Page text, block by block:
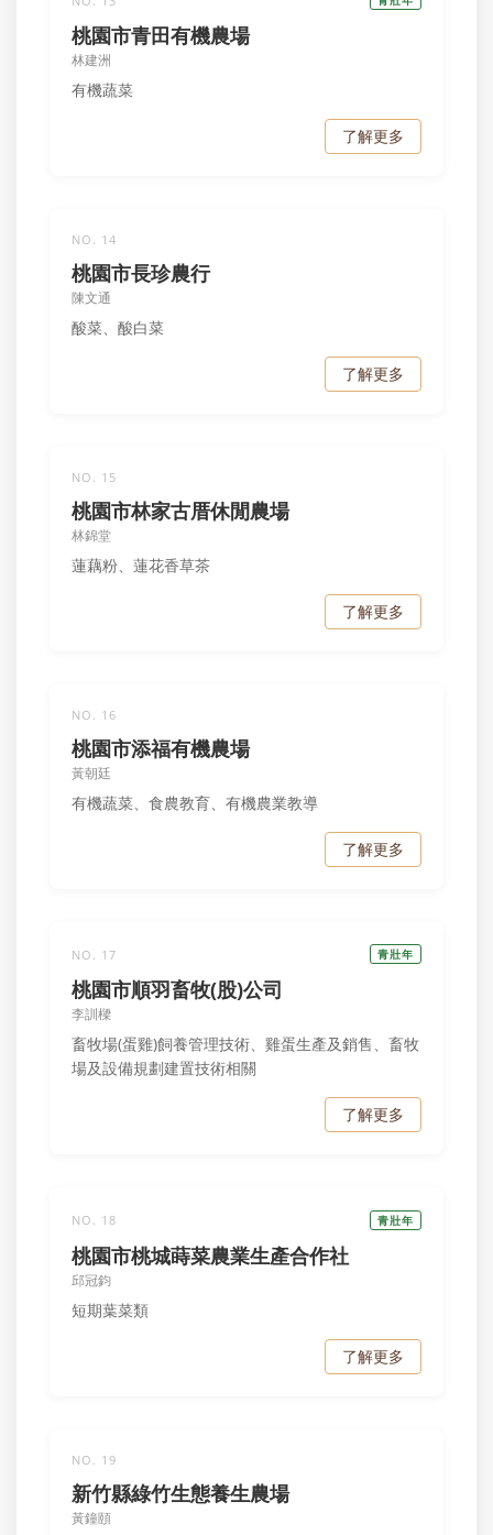
桃園市青田有機農場
林建洲
有機蔬菜
了解更多
NO. 14
桃園市長珍農行
陳文通
酸菜、酸白菜
了解更多
NO. 15
桃園市林家古厝休閒農場
林錦堂
蓮藕粉、蓮花香草茶
了解更多
NO. 16
桃園市添福有機農場
黃朝廷
有機蔬菜、食農教育、有機農業教導
了解更多
NO. 17 青壯年
桃園市順羽畜牧(股)公司
李訓樑
畜牧場(蛋雞)飼養管理技術、雞蛋生產及銷售、畜牧
場及設備規劃建置技術相關
了解更多
NO. 18 青壯年
桃園市桃城蒔菜農業生產合作社
邱冠鈞
短期葉菜類
了解更多
NO. 19
新竹縣綠竹生態養生農場
黃鐘頤